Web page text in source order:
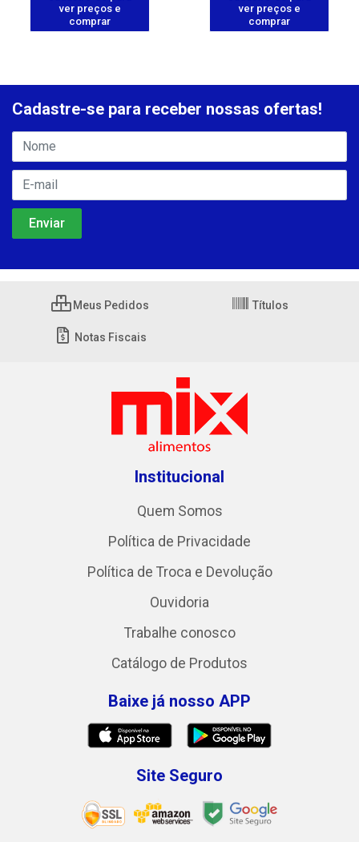
ver preços e
comprar
ver preços e
comprar
Cadastre-se para receber nossas ofertas!
Meus Pedidos Títulos
Notas Fiscais
Institucional
Quem Somos
Política de Privacidade
Política de Troca e Devolução
Ouvidoria
Trabalhe conosco
Catálogo de Produtos
Baixe já nosso APP
Site Seguro